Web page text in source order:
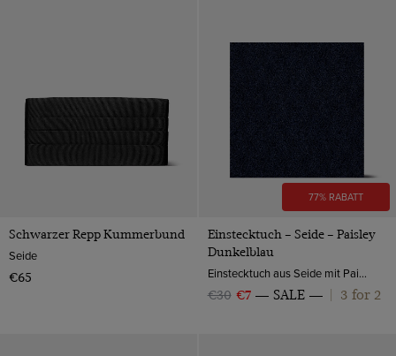
Schwarzer Repp Kummerbund
Seide
€65
77% RABATT
Einstecktuch – Seide – Paisley
Dunkelblau
Einstecktuch aus Seide mit Paisleymuster von Hawes & Curtis.
€30 €7 SALE 3 for 2